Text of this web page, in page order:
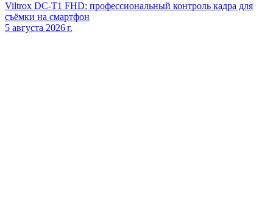
Viltrox DC‑T1 FHD: профессиональный контроль кадра для
съёмки на смартфон
5 августа 2026 г.